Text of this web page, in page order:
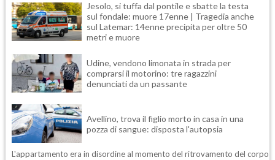
Jesolo, si tuffa dal pontile e sbatte la testa
sul fondale: muore 17enne | Tragedia anche
sul Latemar: 14enne precipita per oltre 50
metri e muore
Udine, vendono limonata in strada per
comprarsi il motorino: tre ragazzini
denunciati da un passante
Avellino, trova il figlio morto in casa in una
pozza di sangue: disposta l'autopsia
L'appartamento era in disordine al momento del ritrovamento del corpo